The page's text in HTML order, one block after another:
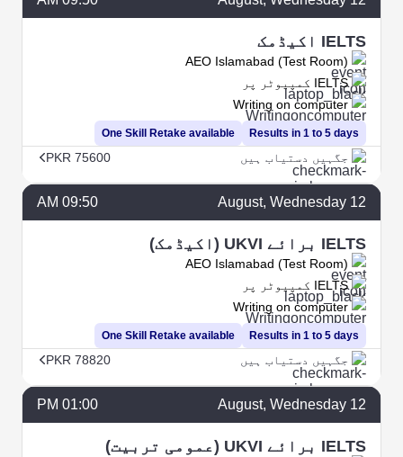
IELTS اکیڈمک
AEO Islamabad (Test Room)
Results in 1 to 5 days
IELTS کمپیوٹر پر
Writing on computer
One Skill Retake available
جگہیں دستیاب ہیں PKR 75600
12
August, Wednesday
09:50 AM
IELTS برائے UKVI (اکیڈمک)
AEO Islamabad (Test Room)
Results in 1 to 5 days
IELTS کمپیوٹر پر
Writing on computer
One Skill Retake available
جگہیں دستیاب ہیں PKR 78820
12
August, Wednesday
01:00 PM
IELTS برائے UKVI (عمومی تربیت)